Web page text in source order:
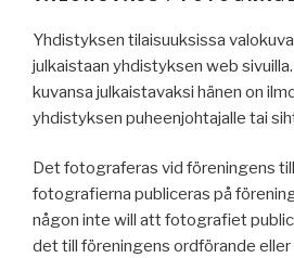
Yhdistyksen tilaisuuksissa
julkaistaan yhdistyksen web sivuilla.
kuvansa julkaistavaksi hänen on
yhdistyksen puheenjohtajalle tai
Det fotograferas vid föreningens
fotografierna publiceras på
någon inte will att fotografiet
det till föreningens ordförande